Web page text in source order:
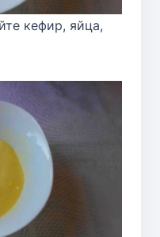
кефир, яйца,